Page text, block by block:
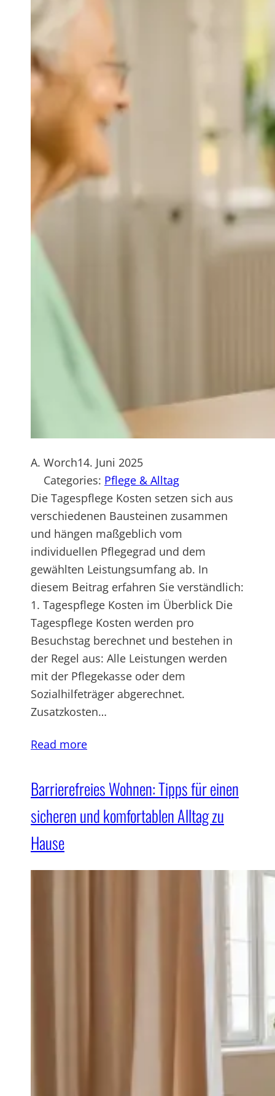
A. Worch14. Juni 2025
Categories: Pflege & Alltag
Die Tagespflege Kosten setzen sich aus
verschiedenen Bausteinen zusammen
und hängen maßgeblich vom
individuellen Pflegegrad und dem
gewählten Leistungsumfang ab. In
diesem Beitrag erfahren Sie verständlich:
1. Tagespflege Kosten im Überblick Die
Tagespflege Kosten werden pro
Besuchstag berechnet und bestehen in
der Regel aus: Alle Leistungen werden
mit der Pflegekasse oder dem
Sozialhilfeträger abgerechnet.
Zusatzkosten…
Read more
Barrierefreies Wohnen: Tipps für einen
sicheren und komfortablen Alltag zu
Hause